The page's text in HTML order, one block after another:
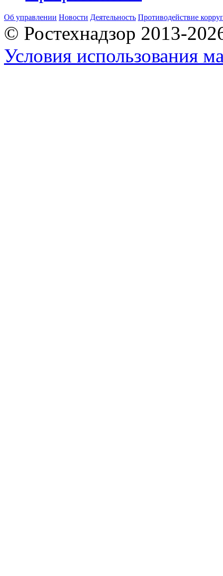
Об управлении Новости Деятельность Противодействие
© Ростехнадзор 2013-
Условия использования